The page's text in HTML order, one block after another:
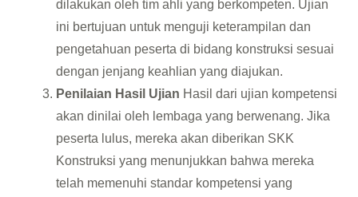
dilakukan oleh tim ahli yang berkompeten. Ujian
ini bertujuan untuk menguji keterampilan dan
pengetahuan peserta di bidang konstruksi sesuai
dengan jenjang keahlian yang diajukan.
Penilaian Hasil Ujian Hasil dari ujian kompetensi
akan dinilai oleh lembaga yang berwenang. Jika
peserta lulus, mereka akan diberikan SKK
Konstruksi yang menunjukkan bahwa mereka
telah memenuhi standar kompetensi yang